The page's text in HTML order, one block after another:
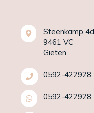
Steenkamp 4d
9461 VC
Gieten
0592-422928
0592-422928